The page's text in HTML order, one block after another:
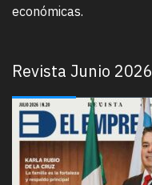
económicas.
Revista Junio 2026